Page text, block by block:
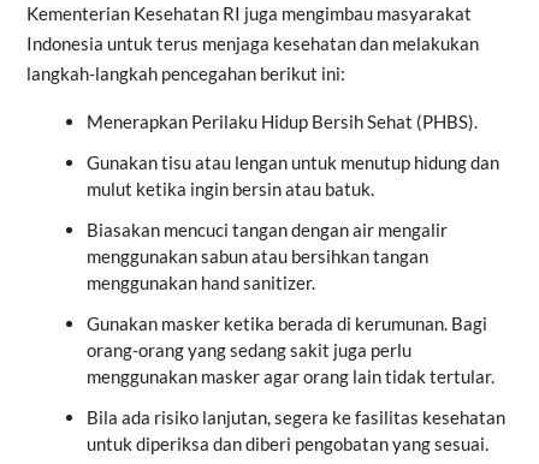
Kementerian Kesehatan RI juga mengimbau masyarakat
Indonesia untuk terus menjaga kesehatan dan melakukan
langkah-langkah pencegahan berikut ini:
Menerapkan Perilaku Hidup Bersih Sehat (PHBS).
Gunakan tisu atau lengan untuk menutup hidung dan
mulut ketika ingin bersin atau batuk.
Biasakan mencuci tangan dengan air mengalir
menggunakan sabun atau bersihkan tangan
menggunakan hand sanitizer.
Gunakan masker ketika berada di kerumunan. Bagi
orang-orang yang sedang sakit juga perlu
menggunakan masker agar orang lain tidak tertular.
Bila ada risiko lanjutan, segera ke fasilitas kesehatan
untuk diperiksa dan diberi pengobatan yang sesuai.